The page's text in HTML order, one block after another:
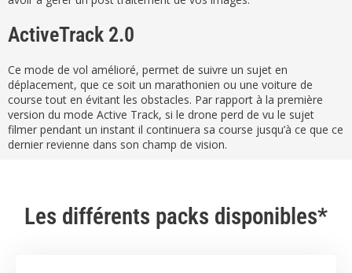
ActiveTrack 2.0
Ce mode de vol amélioré, permet de suivre un sujet en
déplacement, que ce soit un marathonien ou une voiture de
course tout en évitant les obstacles. Par rapport à la première
version du mode Active Track, si le drone perd de vu le sujet
filmer pendant un instant il continuera sa course jusqu’à ce que ce
dernier revienne dans son champ de vision.
Les différents packs disponibles*